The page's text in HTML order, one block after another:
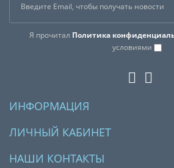
Я прочитал Политика
условиями
ИНФОРМАЦИЯ
ЛИЧНЫЙ КАБИНЕТ
НАШИ КОНТАКТЫ